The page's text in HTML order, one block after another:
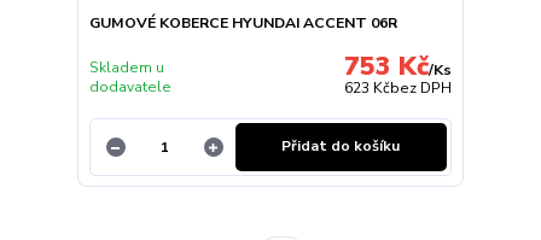
GUMOVÉ KOBERCE HYUNDAI ACCENT 06R
753 Kč/Ks
623 Kčbez DPH
Skladem u
dodavatele
Přidat do košíku